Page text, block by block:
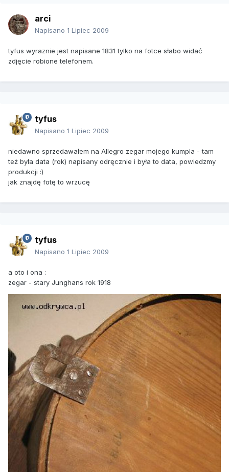
arci
Napisano 1 Lipiec 2009
tyfus wyraznie jest napisane 1831 tylko na fotce słabo widać
zdjęcie robione telefonem.
tyfus
Napisano 1 Lipiec 2009
niedawno sprzedawałem na Allegro zegar mojego kumpla - tam
też była data (rok) napisany odręcznie i była to data, powiedzmy
produkcji :)
jak znajdę fotę to wrzucę
tyfus
Napisano 1 Lipiec 2009
a oto i ona :
zegar - stary Junghans rok 1918